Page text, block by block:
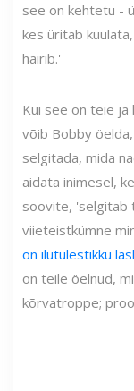
see on kehtetu -
kes üritab
häirib.'
Kui see on teie ja
võib Bobby
selgitada, mida
aidata inimesel,
soovite, 'selgitab
viieteistkümne
on ilutulestikku
on teile öelnud,
kõrvatroppe;